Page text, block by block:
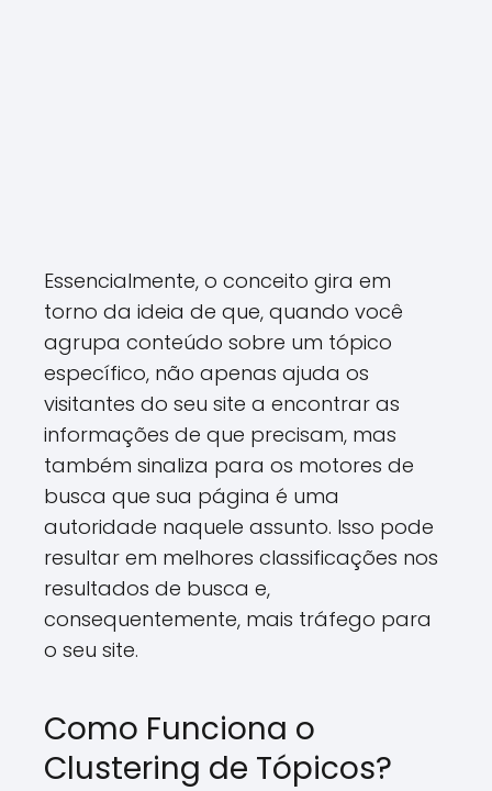
Essencialmente, o conceito gira em
torno da ideia de que, quando você
agrupa conteúdo sobre um tópico
específico, não apenas ajuda os
visitantes do seu site a encontrar as
informações de que precisam, mas
também sinaliza para os motores de
busca que sua página é uma
autoridade naquele assunto. Isso pode
resultar em melhores classificações nos
resultados de busca e,
consequentemente, mais tráfego para
o seu site.
Como Funciona o
Clustering de Tópicos?